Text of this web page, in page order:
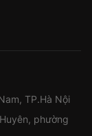
TP.Hà Nội
phường